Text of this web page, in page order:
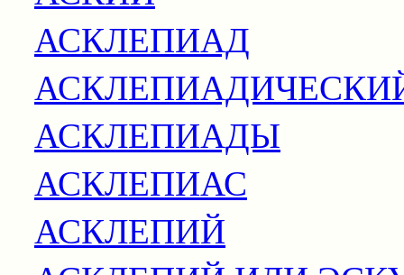
АСКЛЕПИАД
АСКЛЕПИАДЫ
АСКЛЕПИАС
АСКЛЕПИЙ